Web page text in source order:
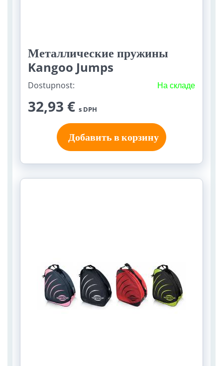
Металлические пружины
Kangoo Jumps
Dostupnost: На складе
32,93 € s DPH
Добавить в корзину